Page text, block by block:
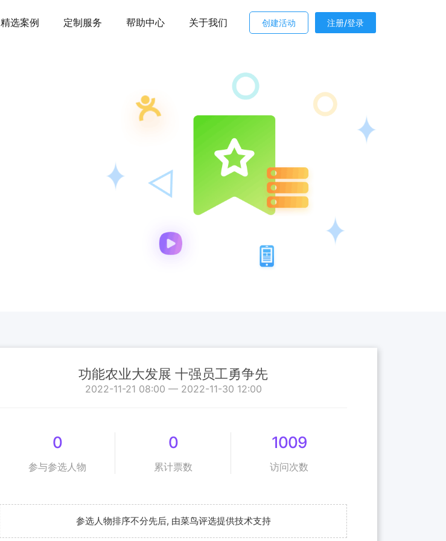
精选案例 定制服务 帮助中心 关于我们 创建活动 注册/登录
功能农业大发展 十强员工勇争先
2022-11-21 08:00 — 2022-11-30 12:00
0
参与参选人物
0
累计票数
1009
访问次数
参选人物排序不分先后, 由菜鸟评选提供技术支持